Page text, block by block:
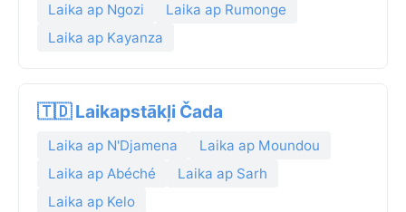
Laika ap Ngozi
Laika ap Rumonge
Laika ap Kayanza
🇹🇩 Laikapstākļi Čada
Laika ap N'Djamena
Laika ap Moundou
Laika ap Abéché
Laika ap Sarh
Laika ap Kelo